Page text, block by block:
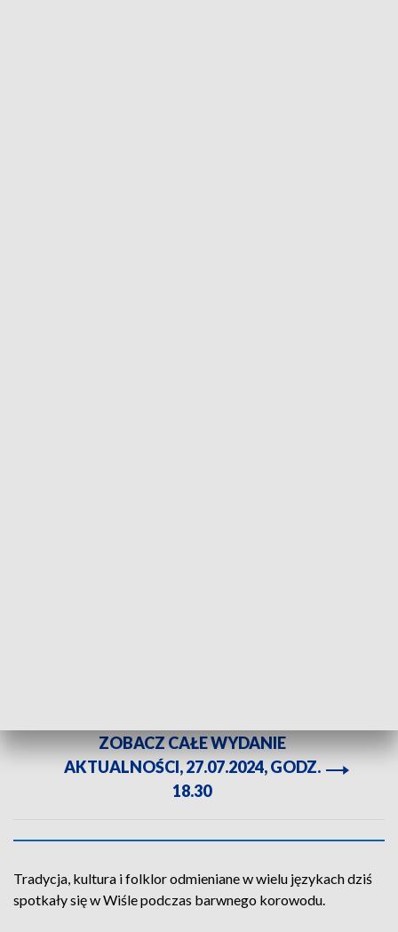
ZOBACZ CAŁE WYDANIE
AKTUALNOŚCI, 27.07.2024, GODZ.
18.30
Tradycja, kultura i folklor odmieniane w wielu językach dziś
spotkały się w Wiśle podczas barwnego korowodu.